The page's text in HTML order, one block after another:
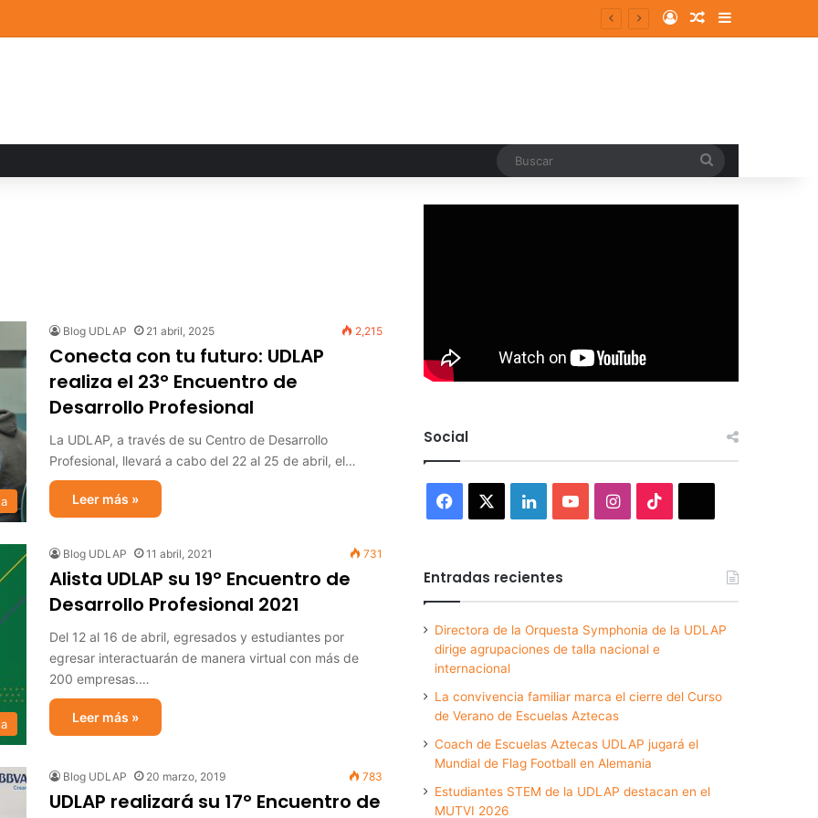
Log InRandom Article
Sidebar
Blog UDLAP 21 abril, 2025 2,215
Conecta con tu futuro: UDLAP
realiza el 23° Encuentro de
Desarrollo Profesional
La UDLAP, a través de su Centro de Desarrollo
Profesional, llevará a cabo del 22 al 25 de abril, el…
Leer más »
Blog UDLAP 11 abril, 2021 731
Alista UDLAP su 19° Encuentro de
Desarrollo Profesional 2021
Del 12 al 16 de abril, egresados y estudiantes por
egresar interactuarán de manera virtual con más de
200 empresas.…
Leer más »
Blog UDLAP 20 marzo, 2019 783
UDLAP realizará su 17° Encuentro de
Social
Facebook LinkedInYouTubeInstagram
Entradas recientes
Directora de la Orquesta Symphonia de la UDLAP
dirige agrupaciones de talla nacional e
internacional
La convivencia familiar marca el cierre del Curso
de Verano de Escuelas Aztecas
Coach de Escuelas Aztecas UDLAP jugará el
Mundial de Flag Football en Alemania
Estudiantes STEM de la UDLAP destacan en el
MUTVI 2026